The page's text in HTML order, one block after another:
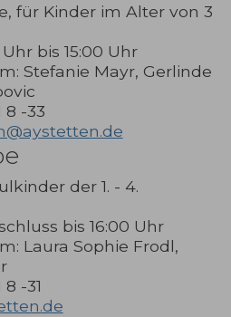
für Kinder im Alter von 3
bis 15:00 Uhr
Stefanie Mayr, Gerlinde
8 -33
der 1. - 4.
bis 16:00 Uhr
Laura Sophie Frodl,
-31